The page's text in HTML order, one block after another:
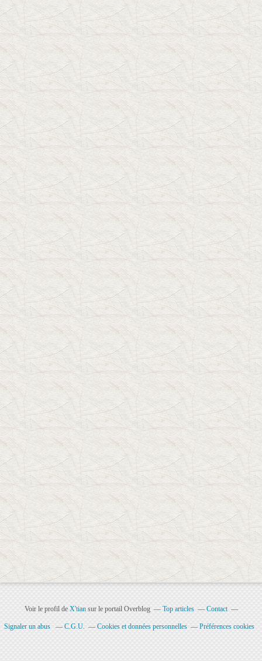
Voir le profil de X'tiansur le portail Overblog Top articles Contact
Signaler un abus C.G.U. Cookies et données personnelles Préférences cookies